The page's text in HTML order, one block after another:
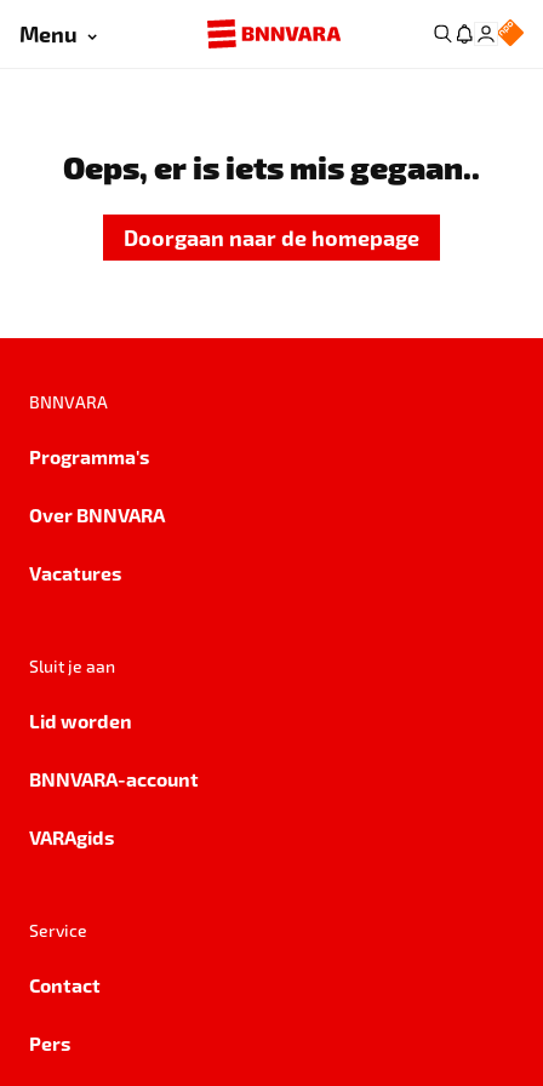
Menu
Oeps, er is iets mis gegaan..
Doorgaan naar de homepage
BNNVARA
Programma's
Over BNNVARA
Vacatures
Sluit je aan
Lid worden
BNNVARA-account
VARAgids
Service
Contact
Pers